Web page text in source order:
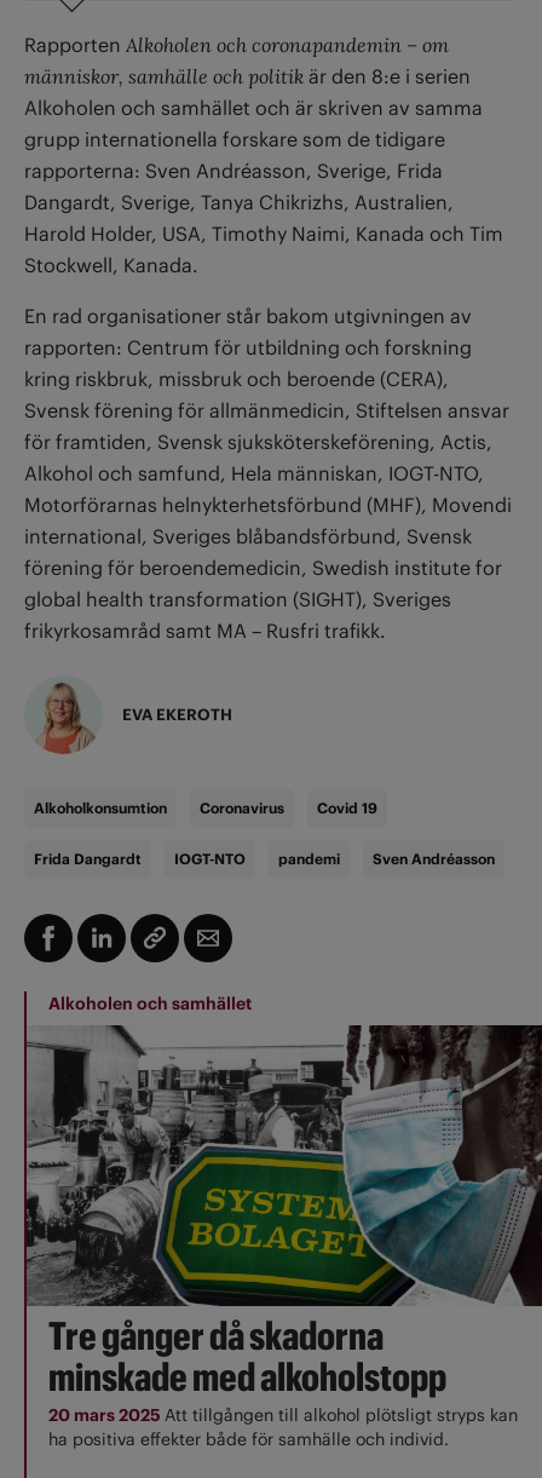
Rapporten Alkoholen och coronapandemin – om
människor, samhälle och politik är den 8:e i serien
Alkoholen och samhället och är skriven av samma
grupp internationella forskare som de tidigare
rapporterna: Sven Andréasson, Sverige, Frida
Dangardt, Sverige, Tanya Chikrizhs, Australien,
Harold Holder, USA, Timothy Naimi, Kanada och Tim
Stockwell, Kanada.
En rad organisationer står bakom utgivningen av
rapporten: Centrum för utbildning och forskning
kring riskbruk, missbruk och beroende (CERA),
Svensk förening för allmänmedicin, Stiftelsen ansvar
för framtiden, Svensk sjuksköterskeförening, Actis,
Alkohol och samfund, Hela människan, IOGT-NTO,
Motorförarnas helnykterhetsförbund (MHF), Movendi
international, Sveriges blåbandsförbund, Svensk
förening för beroendemedicin, Swedish institute for
global health transformation (SIGHT), Sveriges
frikyrkosamråd samt MA – Rusfri trafikk.
EVA EKEROTH
Alkoholkonsumtion Coronavirus Covid 19
Frida Dangardt IOGT-NTO pandemi Sven Andréasson
Alkoholen och samhället
Tre gånger då skadorna
minskade med alkoholstopp
20 mars 2025 Att tillgången till alkohol plötsligt stryps kan
ha positiva effekter både för samhälle och individ.